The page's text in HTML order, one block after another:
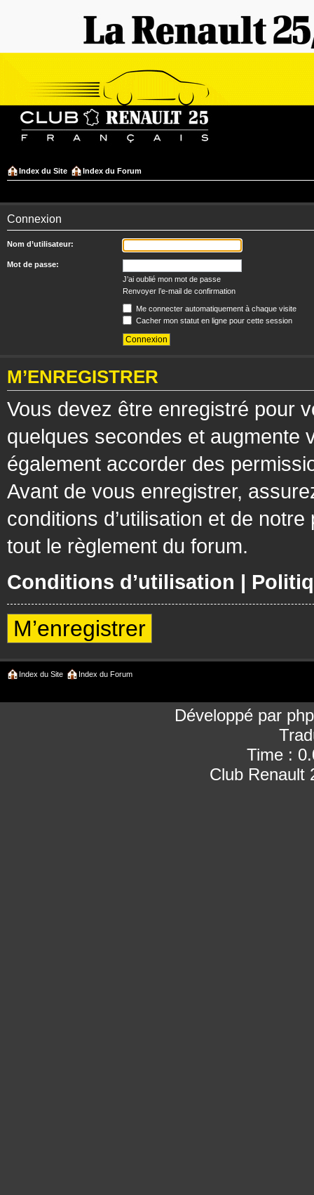
Index du Site Index du Forum
Connexion
Nom d’utilisateur:
Mot de passe:
J’ai oublié mon mot de passe
Renvoyer l’e-mail de confirmation
Me connecter automatiquement à chaque visite
Cacher mon statut en ligne pour cette session
M’ENREGISTRER
Vous devez être enregistré pour
quelques secondes et augmente
également accorder des
Avant de vous enregistrer,
conditions d’utilisation et de
tout le règlement du forum.
Conditions d’utilisation |
M’enregistrer
Index du Site Index du Forum
Développé par
Time :
Club Renault